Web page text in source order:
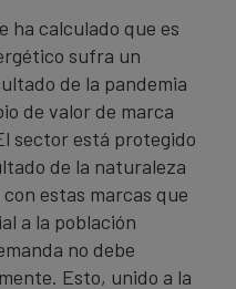
ha calculado que es
sufra un
de la pandemia
de valor de marca
sector está protegido
de la naturaleza
estas marcas que
a la población
no debe
Esto, unido a la